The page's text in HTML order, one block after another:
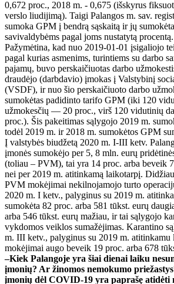
0,672 proc., 2018 m. - 0,675 (išskyrus
verslo liudijimą). Taigi Palangos m. sav.
sumoka GPM į bendrą sąskaitą ir jų
savivaldybėms pagal joms nustatytą procentą.
Pažymėtina, kad nuo 2019-01-01 įsigaliojo
pagal kurias asmenims, turintiems su darbo
pajamų, buvo perskaičiuotas darbo
draudėjo (darbdavio) įmokas į Valstybinį
(VSDF), ir nuo šio perskaičiuoto darbo
sumokėtas padidinto tarifo GPM (iki 120
užmokesčių — 20 proc., virš 120 vidutinių
proc.). Šis pakeitimas sąlygojo 2019 m.
todėl 2019 m. ir 2018 m. sumokėtos GPM
Į valstybės biudžetą 2020 m. I-III ketv.
įmonės sumokėjo per 5, 8 mln. eurų
(toliau – PVM), tai yra 14 proc. arba beveik
nei per 2019 m. atitinkamą laikotarpį.
PVM mokėjimai nekilnojamojo turto
2020 m. I ketv., palyginus su 2019 m.
sumokėta 82 proc. arba 581 tūkst. eurų
arba 546 tūkst. eurų mažiau, ir tai sąlygojo
vykdomos veiklos sumažėjimas. Karantino
m. III ketv., palyginus su 2019 m.
mokėjimai augo beveik 19 proc. arba 678
–Kiek Palangoje yra šiai dienai laiku
įmonių? Ar žinomos nemokumo
įmonių dėl COVID-19 yra paprašę atidėti